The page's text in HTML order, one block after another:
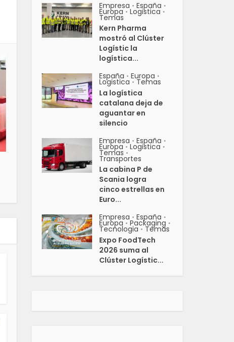
Empresa • España •
Europa • Logistica •
Temas
Kern Pharma
mostró al Clúster
Logístic la
logística...
España • Europa •
Logistica • Temas
La logística
catalana deja de
aguantar en
silencio
Empresa • España •
Europa • Logistica •
Temas •
Transportes
La cabina P de
Scania logra
cinco estrellas en
Euro...
Empresa • España •
Europa • Packaging •
Tecnologia • Temas
Expo FoodTech
2026 suma al
Clúster Logístic...